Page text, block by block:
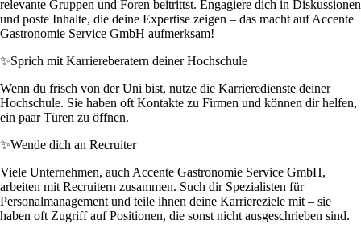
relevante Gruppen und Foren beitrittst. Engagiere dich in Diskussionen
und poste Inhalte, die deine Expertise zeigen – das macht auf Accente
Gastronomie Service GmbH aufmerksam!
✨Sprich mit Karriereberatern deiner Hochschule
Wenn du frisch von der Uni bist, nutze die Karrieredienste deiner
Hochschule. Sie haben oft Kontakte zu Firmen und können dir helfen,
ein paar Türen zu öffnen.
✨Wende dich an Recruiter
Viele Unternehmen, auch Accente Gastronomie Service GmbH,
arbeiten mit Recruitern zusammen. Such dir Spezialisten für
Personalmanagement und teile ihnen deine Karriereziele mit – sie
haben oft Zugriff auf Positionen, die sonst nicht ausgeschrieben sind.